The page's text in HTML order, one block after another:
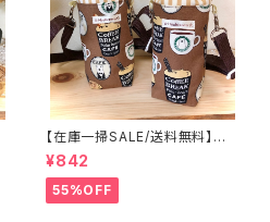
【在庫一掃SALE/送料無料】洗
える保温保冷ペットボトルカバー
＆水筒ホルダー【白くまコーヒ
ー】子供用★PS.3233｜通園用
のかわいいトートバッグや子供ス
¥842
55%OFF